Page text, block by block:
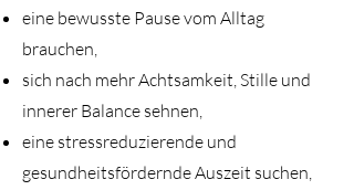
eine bewusste Pause vom Alltag
brauchen,
sich nach mehr Achtsamkeit, Stille und
innerer Balance sehnen,
eine stressreduzierende und
gesundheitsfördernde Auszeit suchen,